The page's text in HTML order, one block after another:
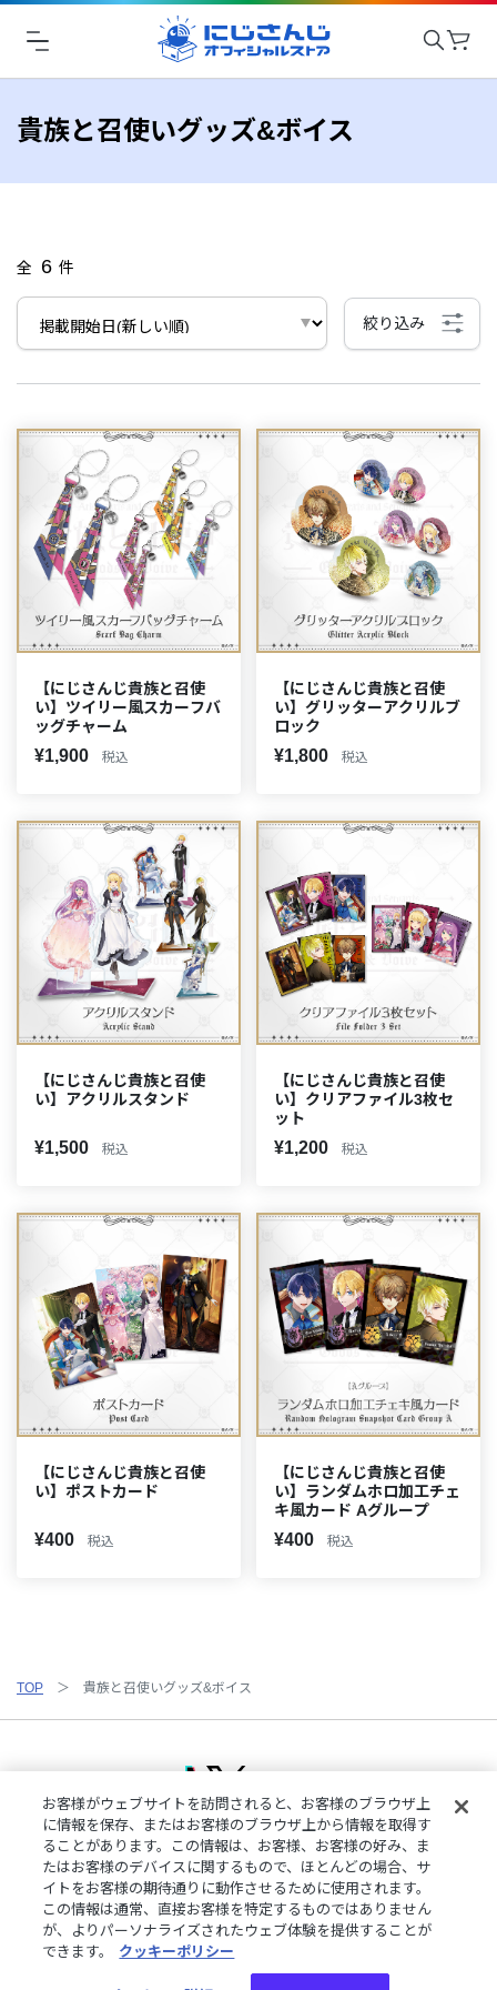
貴族と召使いグッズ&ボイス
全 6 件
絞り込み
【にじさんじ貴族と召使
い】ツイリー風スカーフバ
ッグチャーム
¥1,900 税込
【にじさんじ貴族と召使
い】グリッターアクリルブ
ロック
¥1,800 税込
【にじさんじ貴族と召使
い】アクリルスタンド
¥1,500 税込
【にじさんじ貴族と召使
い】クリアファイル3枚セ
ット
¥1,200 税込
【にじさんじ貴族と召使
い】ポストカード
¥400 税込
【にじさんじ貴族と召使
い】ランダムホロ加工チェ
キ風カード Aグループ
¥400 税込
TOP 貴族と召使いグッズ&ボイス
ご利用規約プライバシーポリシー
特定商取引法に基づく表記
ご利用ガイドよくある質問お問い合わせにじさんじ公式サイト
クッキーの詳細
お客様がウェブサイトを訪問されると、お客様のブラウザ上
に情報を保存、またはお客様のブラウザ上から情報を取得す
ることがあります。この情報は、お客様、お客様の好み、ま
たはお客様のデバイスに関するもので、ほとんどの場合、サ
イトをお客様の期待通りに動作させるために使用されます。
この情報は通常、直接お客様を特定するものではありません
が、よりパーソナライズされたウェブ体験を提供することが
できます。
クッキーポリシー